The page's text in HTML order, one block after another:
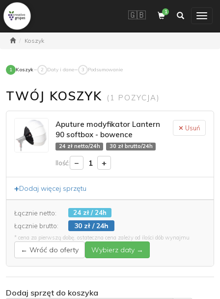
Toggle
navigation
1
🇬🇧
Koszyk
1 Koszyk 2 Daty i dane 3 Podsumowanie
TWÓJ KOSZYK (1 POZYCJA)
Aputure modyfikator Lantern
90 softbox - bowence
24 zł netto/24h 30 zł brutto/24h
Ilość: − 1 +
✕ Usuń
+Dodaj więcej sprzętu
Łącznie netto:
24 zł / 24h
Łącznie brutto:
30 zł / 24h
* cena za pierwszą dobę, ostateczna cena zależy od ilości dób wynajmu
← Wróć do oferty Wybierz daty →
Dodaj sprzęt do koszyka